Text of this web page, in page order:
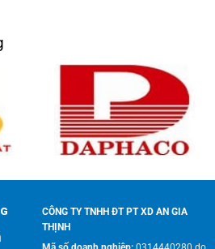
CÔNG TY TNHH ĐT PT XD AN GIA
THỊNH